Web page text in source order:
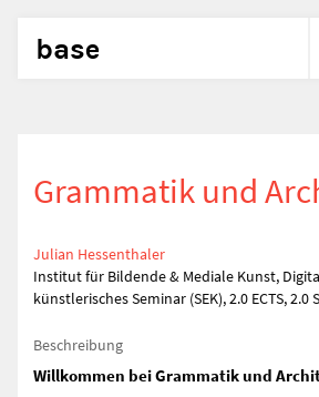
base
Grammatik und
Julian Hessenthaler
Institut für Bildende & Mediale Kunst,
künstlerisches Seminar (SEK), 2.0 ECTS, 2.0
Beschreibung
Willkommen bei Grammatik und